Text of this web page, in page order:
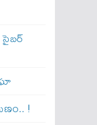
సైబర్
!